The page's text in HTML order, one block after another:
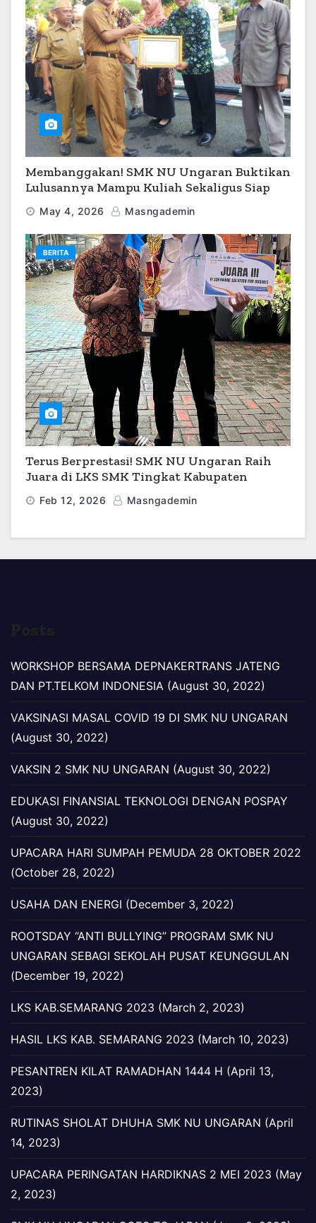
Membanggakan! SMK NU Ungaran Buktikan
Lulusannya Mampu Kuliah Sekaligus Siap
May 4, 2026 Masngademin
BERITA
Terus Berprestasi! SMK NU Ungaran Raih
Juara di LKS SMK Tingkat Kabupaten
Feb 12, 2026 Masngademin
WORKSHOP BERSAMA DEPNAKERTRANS JATENG
DAN PT.TELKOM INDONESIA (August 30, 2022)
VAKSINASI MASAL COVID 19 DI SMK NU UNGARAN
(August 30, 2022)
VAKSIN 2 SMK NU UNGARAN (August 30, 2022)
EDUKASI FINANSIAL TEKNOLOGI DENGAN POSPAY
(August 30, 2022)
UPACARA HARI SUMPAH PEMUDA 28 OKTOBER 2022
(October 28, 2022)
USAHA DAN ENERGI (December 3, 2022)
ROOTSDAY “ANTI BULLYING” PROGRAM SMK NU
UNGARAN SEBAGI SEKOLAH PUSAT KEUNGGULAN
(December 19, 2022)
LKS KAB.SEMARANG 2023 (March 2, 2023)
HASIL LKS KAB. SEMARANG 2023 (March 10, 2023)
PESANTREN KILAT RAMADHAN 1444 H (April 13,
2023)
RUTINAS SHOLAT DHUHA SMK NU UNGARAN (April
14, 2023)
UPACARA PERINGATAN HARDIKNAS 2 MEI 2023 (May
2, 2023)